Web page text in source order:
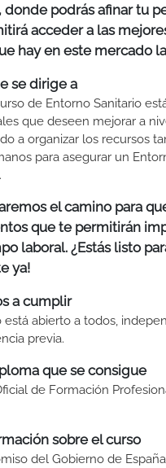
donde podrás afinar tu
acceder a las
hay en este mercado
se dirige a
de Entorno Sanitario
que deseen mejorar a
a organizar los recursos
para asegurar un
el camino para
que te permitirán
laboral. ¿Estás listo
ya!
a cumplir
está abierto a todos,
previa.
que se consigue
de Formación
sobre el curso
del Gobierno de